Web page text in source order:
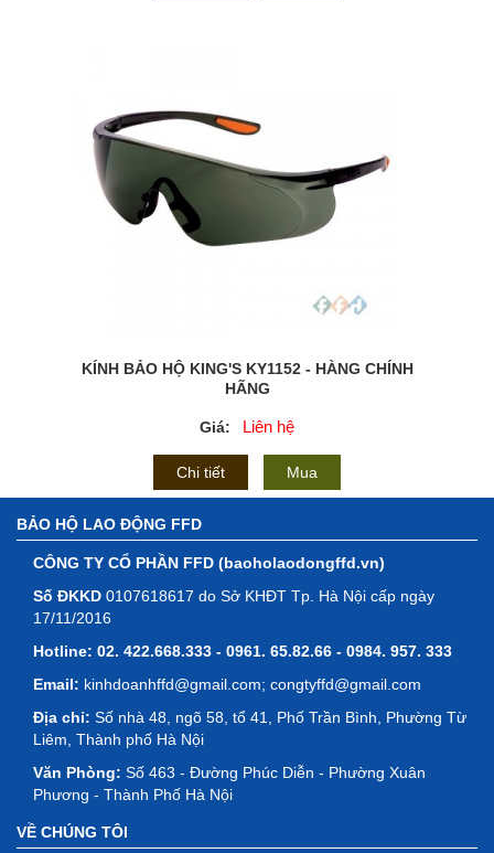
KÍNH BẢO HỘ KING'S KY1152 - HÀNG CHÍNH
HÃNG
Giá: Liên hệ
Chi tiết Mua
BẢO HỘ LAO ĐỘNG FFD
CÔNG TY CỔ PHẦN FFD (baoholaodongffd.vn)
Số ĐKKD 0107618617 do Sở KHĐT Tp. Hà Nội cấp ngày
17/11/2016
Hotline: 02. 422.668.333 - 0961. 65.82.66 - 0984. 957. 333
Email: kinhdoanhffd@gmail.com; congtyffd@gmail.com
Địa chỉ: Số nhà 48, ngõ 58, tổ 41, Phố Trần Bình, Phường Từ
Liêm, Thành phố Hà Nội
Văn Phòng: Số 463 - Đường Phúc Diễn - Phường Xuân
Phương - Thành Phố Hà Nội
VỀ CHÚNG TÔI